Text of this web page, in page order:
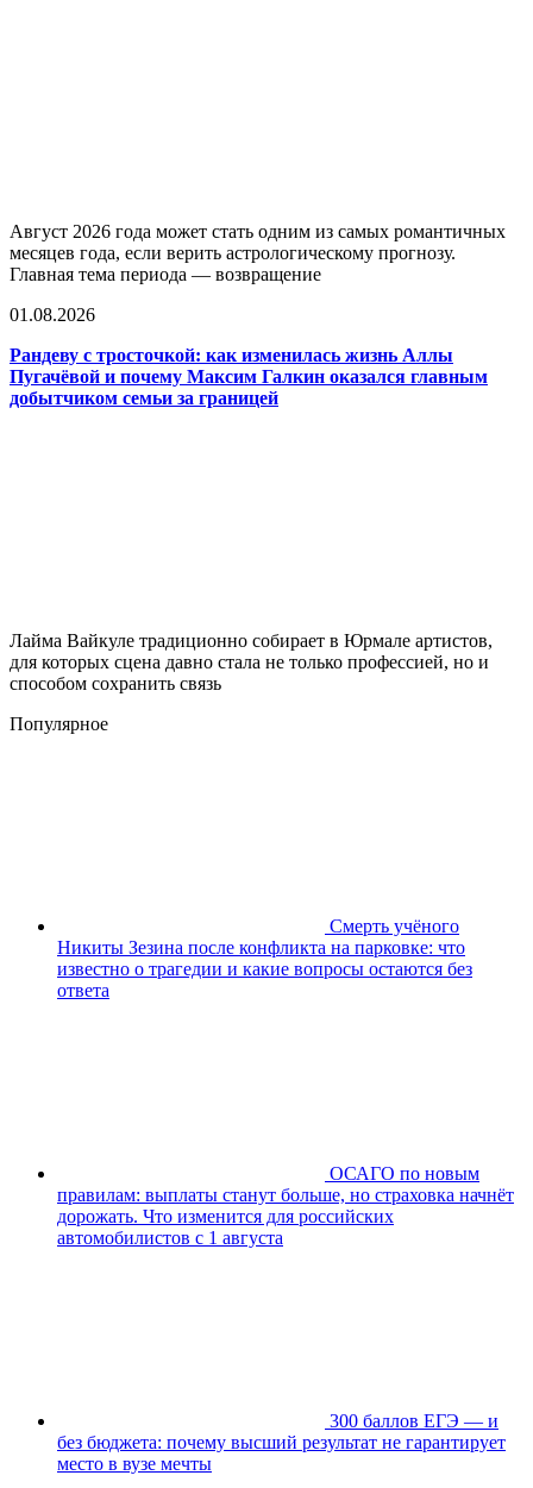
Август 2026 года может стать одним из самых романтичных
месяцев года, если верить астрологическому прогнозу.
Главная тема периода — возвращение
01.08.2026
Рандеву с тросточкой: как изменилась жизнь Аллы
Пугачёвой и почему Максим Галкин оказался главным
добытчиком семьи за границей
Лайма Вайкуле традиционно собирает в Юрмале артистов,
для которых сцена давно стала не только профессией, но и
способом сохранить связь
Популярное
Смерть учёного
Никиты Зезина после конфликта на парковке: что
известно о трагедии и какие вопросы остаются без
ответа
ОСАГО по новым
правилам: выплаты станут больше, но страховка начнёт
дорожать. Что изменится для российских
автомобилистов с 1 августа
300 баллов ЕГЭ — и
без бюджета: почему высший результат не гарантирует
место в вузе мечты